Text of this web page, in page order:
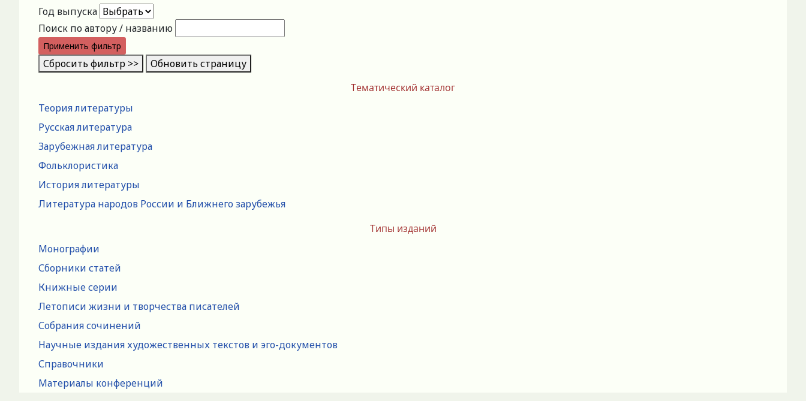
Тематический каталог
Теория литературы
Русская литература
Зарубежная литература
Фольклористика
История литературы
Литература народов России и Ближнего зарубежья
Типы изданий
Монографии
Сборники статей
Книжные серии
Летописи жизни и творчества писателей
Собрания сочинений
Научные издания художественных текстов и эго-документов
Справочники
Материалы конференций
Год выпуска
Поиск по автору / названию
Применить фильтр
Сбросить фильтр >> Обновить страницу